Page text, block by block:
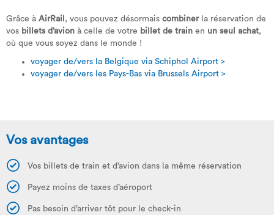
Grâce à AirRail , vous pouvez désormais combiner la réservation de
vos billets d’avion à celle de votre billet de train en un seul achat,
où que vous soyez dans le monde !
voyager de/vers la Belgique via Schiphol Airport >
voyager de/vers les Pays-Bas via Brussels Airport >
Vos avantages
Vos billets de train et d’avion dans la même réservation
Payez moins de taxes d’aéroport
Pas besoin d’arriver tôt pour le check-in